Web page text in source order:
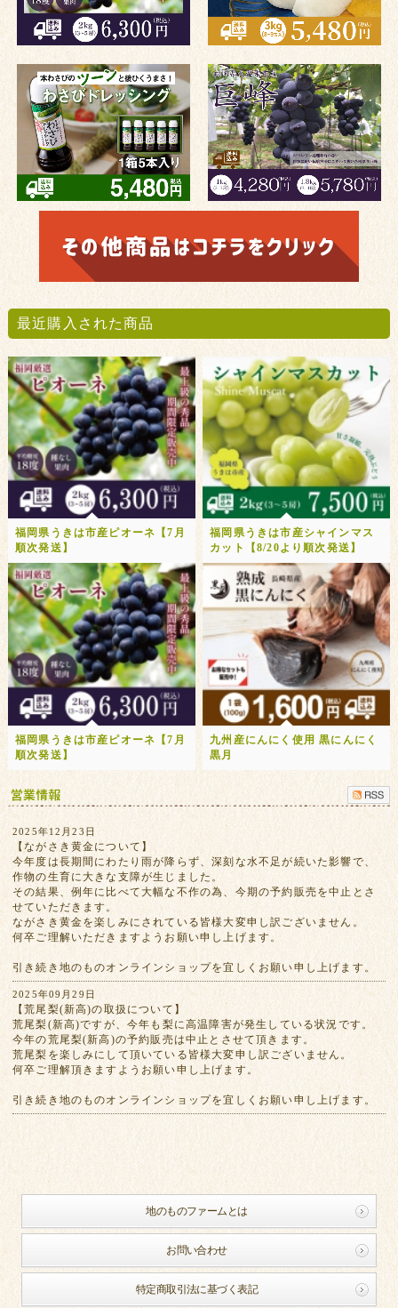
最近購入された商品
福岡県うきは市産ピオーネ【7月
順次発送】
福岡県うきは市産シャインマス
カット【8/20より順次発送】
福岡県うきは市産ピオーネ【7月
順次発送】
九州産にんにく使用 黒にんにく
黒月
2025年12月23日
【ながさき黄金について】
今年度は長期間にわたり雨が降らず、深刻な水不足が続いた影響で、
作物の生育に大きな支障が生じました。
その結果、例年に比べて大幅な不作の為、今期の予約販売を中止とさ
せていただきます。
ながさき黄金を楽しみにされている皆様大変申し訳ございません。
何卒ご理解いただきますようお願い申し上げます。
引き続き地のものオンラインショップを宜しくお願い申し上げます。
2025年09月29日
【荒尾梨(新高)の取扱について】
荒尾梨(新高)ですが、今年も梨に高温障害が発生している状況です。
今年の荒尾梨(新高)の予約販売は中止とさせて頂きます。
荒尾梨を楽しみにして頂いている皆様大変申し訳ございません。
何卒ご理解頂きますようお願い申し上げます。
引き続き地のものオンラインショップを宜しくお願い申し上げます。
地のものファームとは
お問い合わせ
特定商取引法に基づく表記